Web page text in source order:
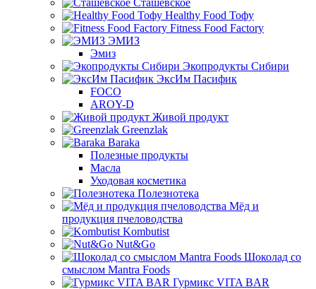
Сташевское
Healthy Food Тофу
Fitness Food Factory
ЭМИЗ
Эмиз
Экопродукты Сибири
ЭксИм Пасифик
FOCO
AROY-D
Живой продукт
Greenzlak
Baraka
Полезные продукты
Масла
Уходовая косметика
Полезнотека
Мёд и
продукция пчеловодства
Kombutist
Nut&Go
Шоколад со
смыслом Mantra Foods
Гурмикс VITA BAR